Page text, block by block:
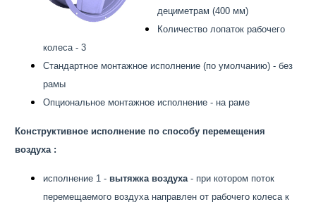
дециметрам (400 мм)
Количество лопаток рабочего
колеса - 3
Стандартное монтажное исполнение (по умолчанию) - без
рамы
Опциональное монтажное исполнение - на раме
Конструктивное исполнение по способу перемещения
воздуха :
исполнение 1 - вытяжка воздуха- при котором поток
перемещаемого воздуха направлен от рабочего колеса к